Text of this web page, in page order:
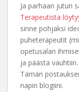
Ja parhaan jutun
Terapeutista
sinne pohjaksi
puheterapeutit
opetusalan
ja päästä
Tämän
napin blogiini.